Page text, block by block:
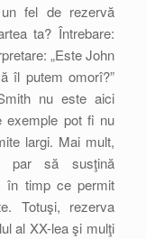
fel de rezervă
ta? Întrebare:
„Este John
îl putem omorî?”
nu este aici
exemple pot fi nu
largi. Mai mult,
par să susţină
în timp ce permit
Totuşi, rezerva
al XX-lea şi mulţi